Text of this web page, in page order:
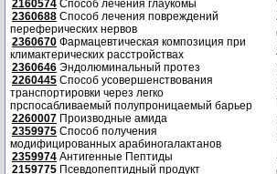
2160574 Способ лечения глаукомы
2360688 Способ лечения повреждений
переферических нервов
2360670 Фармацевтическая композиция при
климактерических расстройствах
2360646 Эндолюминальный протез
2260445 Способ усовершенствования
транспортировки через легко
прспосабливаемый полупроницаемый барьер
2260007 Производные амида
2359975 Способ получения
модифицированных арабиногалактанов
2359974 Антигенные Пептиды
2159775 Псевдопептидный продукт